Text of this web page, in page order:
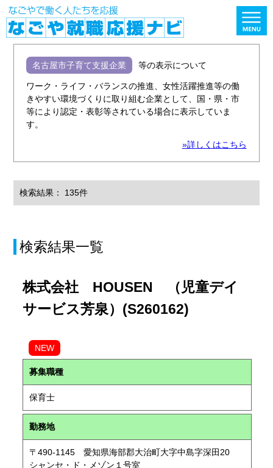
名古屋市子育て支援企業 等の表示について
ワーク・ライフ・バランスの推進、女性活躍推進等の働
きやすい環境づくりに取り組む企業として、国・県・市
等により認定・表彰等されている場合に表示していま
す。
»詳しくはこちら
検索結果： 135件
検索結果一覧
株式会社 HOUSEN （児童デイ
サービス芳泉）(S260162)
NEW
募集職種
保育士
勤務地
〒490-1145 愛知県海部郡大治町大字中島字深田20
シャンセ・ド・メゾン１号室